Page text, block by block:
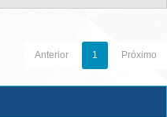
Anterior 1 Próximo